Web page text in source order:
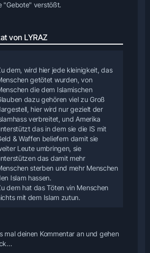
"Gebote" verstößt.
von LYRAZ
dem, wird hier jede kleinigkeit, das
getötet wurden, von
die dem Islamischen
dazu gehören viel zu Groß
hier wird nur gezielt der
verbreitet, und Amerika
das in dem sie die IS mit
& Waffen beliefern damit sie
Leute umbringen, sie
das damit mehr
sterben und mehr Menschen
Islam hassen.
dem hat das Töten vin Menschen
mit dem Islam zutun.
mal deinen Kommentar an und gehen